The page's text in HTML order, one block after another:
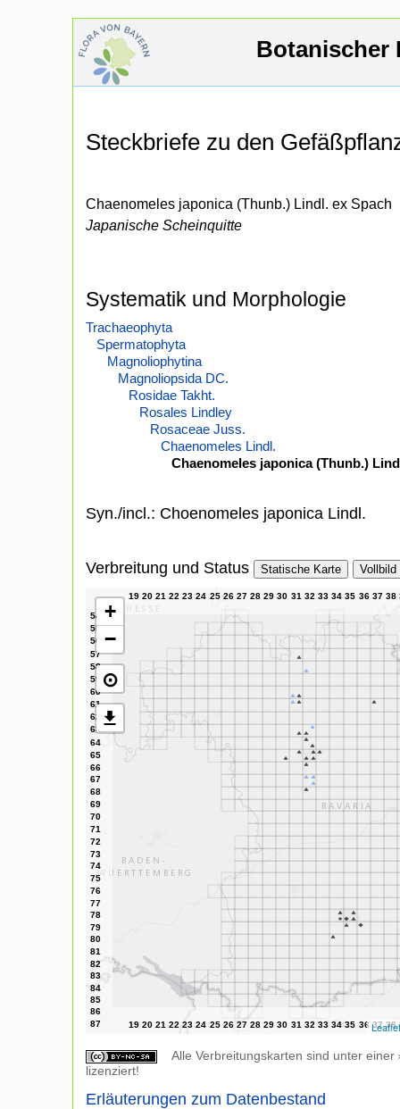
Botanischer
Steckbriefe zu den
Chaenomeles japonica (Thunb.) Lindl. ex Spach
Japanische Scheinquitte
Systematik und Morphologie
Trachaeophyta
Spermatophyta
Magnoliophytina
Magnoliopsida DC.
Rosidae Takht.
Rosales Lindley
Rosaceae Juss.
Chaenomeles Lindl.
Chaenomeles japonica (Thunb.)
Syn./incl.: Choenomeles japonica Lindl.
Verbreitung und Status Statische Karte Vollbild
+
−
⊙
Leaflet
Alle Verbreitungskarten sind unter einer
lizenziert!
Erläuterungen zum Datenbestand